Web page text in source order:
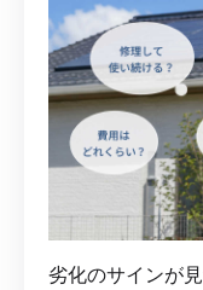
劣化のサインが